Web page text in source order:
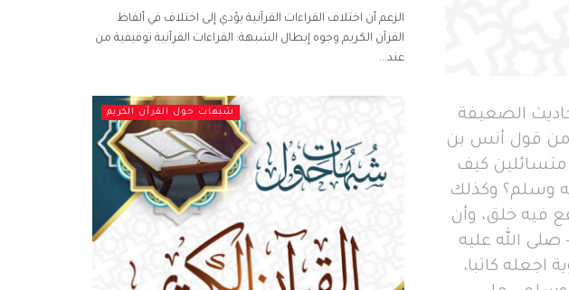
الضعيفة
من قول أنس بن
متسائلين كيف
وسلم؟ وكذلك
فيه خلق، وأن
صلى الله عليه
اجعله كاتبا،
الزعم أن اختلاف القراءات القرآنية يؤدي إلى اختلاف في ألفاظ
القرآن الكريم وجوه إبطال الشبهة: القراءات القرآنية توقيفية من
عند...
شبهات حول القرآن الكريم